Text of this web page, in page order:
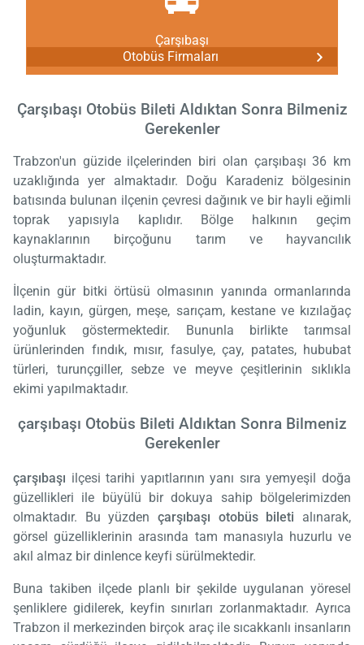
Çarşıbaşı
Otobüs Firmaları
Çarşıbaşı Otobüs Bileti Aldıktan Sonra Bilmeniz
Gerekenler
Trabzon'un güzide ilçelerinden biri olan çarşıbaşı 36 km
uzaklığında yer almaktadır. Doğu Karadeniz bölgesinin
batısında bulunan ilçenin çevresi dağınık ve bir hayli eğimli
toprak yapısıyla kaplıdır. Bölge halkının geçim
kaynaklarının birçoğunu tarım ve hayvancılık
oluşturmaktadır.
İlçenin gür bitki örtüsü olmasının yanında ormanlarında
ladin, kayın, gürgen, meşe, sarıçam, kestane ve kızılağaç
yoğunluk göstermektedir. Bununla birlikte tarımsal
ürünlerinden fındık, mısır, fasulye, çay, patates, hububat
türleri, turunçgiller, sebze ve meyve çeşitlerinin sıklıkla
ekimi yapılmaktadır.
çarşıbaşı Otobüs Bileti Aldıktan Sonra Bilmeniz
Gerekenler
çarşıbaşı ilçesi tarihi yapıtlarının yanı sıra yemyeşil doğa
güzellikleri ile büyülü bir dokuya sahip bölgelerimizden
olmaktadır. Bu yüzden çarşıbaşı otobüs bileti alınarak,
görsel güzelliklerinin arasında tam manasıyla huzurlu ve
akıl almaz bir dinlence keyfi sürülmektedir.
Buna takiben ilçede planlı bir şekilde uygulanan yöresel
şenliklere gidilerek, keyfin sınırları zorlanmaktadır. Ayrıca
Trabzon il merkezinden birçok araç ile sıcakkanlı insanların